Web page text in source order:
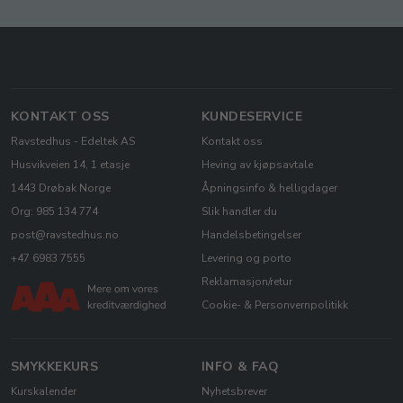
KONTAKT OSS
Ravstedhus - Edeltek AS
Husvikveien 14, 1 etasje
1443 Drøbak Norge
Org: 985 134 774
post@ravstedhus.no
+47 6983 7555
KUNDESERVICE
Kontakt oss
Heving av kjøpsavtale
Åpningsinfo & helligdager
Slik handler du
Handelsbetingelser
Levering og porto
Reklamasjon/retur
Cookie- & Personvernpolitikk
SMYKKEKURS
Kurskalender
INFO & FAQ
Nyhetsbrever